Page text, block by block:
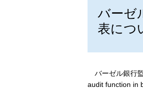
バーゼ
表につ
バーゼル銀行
audit function in